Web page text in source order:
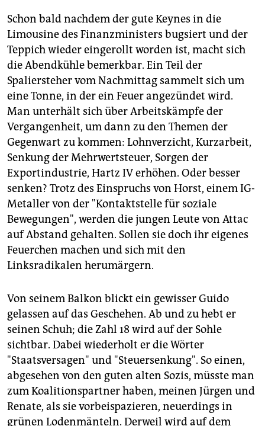
Schon bald nachdem der gute Keynes in die
Limousine des Finanzministers bugsiert und der
Teppich wieder eingerollt worden ist, macht sich
die Abendkühle bemerkbar. Ein Teil der
Spaliersteher vom Nachmittag sammelt sich um
eine Tonne, in der ein Feuer angezündet wird.
Man unterhält sich über Arbeitskämpfe der
Vergangenheit, um dann zu den Themen der
Gegenwart zu kommen: Lohnverzicht, Kurzarbeit,
Senkung der Mehrwertsteuer, Sorgen der
Exportindustrie, Hartz IV erhöhen. Oder besser
senken? Trotz des Einspruchs von Horst, einem IG-
Metaller von der "Kontaktstelle für soziale
Bewegungen", werden die jungen Leute von Attac
auf Abstand gehalten. Sollen sie doch ihr eigenes
Feuerchen machen und sich mit den
Linksradikalen herumärgern.
Von seinem Balkon blickt ein gewisser Guido
gelassen auf das Geschehen. Ab und zu hebt er
seinen Schuh; die Zahl 18 wird auf der Sohle
sichtbar. Dabei wiederholt er die Wörter
"Staatsversagen" und "Steuersenkung". So einen,
abgesehen von den guten alten Sozis, müsste man
zum Koalitionspartner haben, meinen Jürgen und
Renate, als sie vorbeispazieren, neuerdings in
grünen Lodenmänteln. Derweil wird auf dem